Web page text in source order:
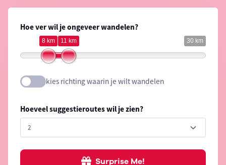
Hoe ver wil je ongeveer wandelen?
30 km
8 km 11 km
kies richting waarin je wilt wandelen
Hoeveel suggestieroutes wil je zien?
Surprise Me!